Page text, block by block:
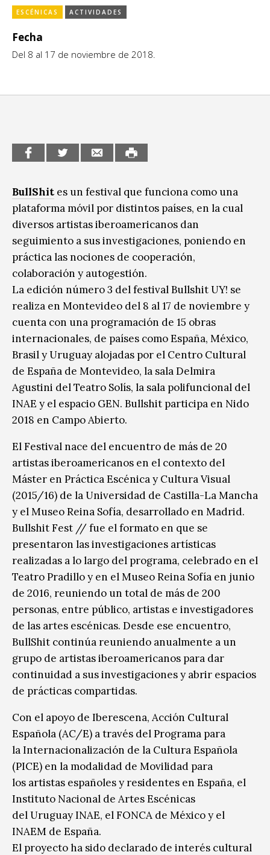
CCE en el interior/libros
Espacio itinerante de lectura infantil
Exposiciones
Formación
Medio Ambiente
Sin categoría
ESCÉNICAS ACTIVIDADES
Fecha
Del 8 al 17 de noviembre de 2018.
BullShit es un festival que funciona como una
plataforma móvil por distintos países, en la cual
diversos artistas iberoamericanos dan
seguimiento a sus investigaciones, poniendo en
práctica las nociones de cooperación,
colaboración y autogestión.
La edición número 3 del festival Bullshit UY! se
realiza en Montevideo del 8 al 17 de noviembre y
cuenta con una programación de 15 obras
internacionales, de países como España, México,
Brasil y Uruguay alojadas por el Centro Cultural
de España de Montevideo, la sala Delmira
Agustini del Teatro Solís, la sala polifuncional del
INAE y el espacio GEN. Bullshit participa en Nido
2018 en Campo Abierto.
El Festival nace del encuentro de más de 20
artistas iberoamericanos en el contexto del
Máster en Práctica Escénica y Cultura Visual
(2015/16) de la Universidad de Castilla-La Mancha
y el Museo Reina Sofía, desarrollado en Madrid.
Bullshit Fest // fue el formato en que se
presentaron las investigaciones artísticas
realizadas a lo largo del programa, celebrado en el
Teatro Pradillo y en el Museo Reina Sofía en junio
de 2016, reuniendo un total de más de 200
personas, entre público, artistas e investigadores
de las artes escénicas. Desde ese encuentro,
BullShit continúa reuniendo anualmente a un
grupo de artistas iberoamericanos para dar
continuidad a sus investigaciones y abrir espacios
de prácticas compartidas.
Con el apoyo de Iberescena, Acción Cultural
Española (AC/E) a través del Programa para
la Internacionalización de la Cultura Española
(PICE) en la modalidad de Movilidad para
los artistas españoles y residentes en España, el
Instituto Nacional de Artes Escénicas
del Uruguay INAE, el FONCA de México y el
INAEM de España.
El proyecto ha sido declarado de interés cultural